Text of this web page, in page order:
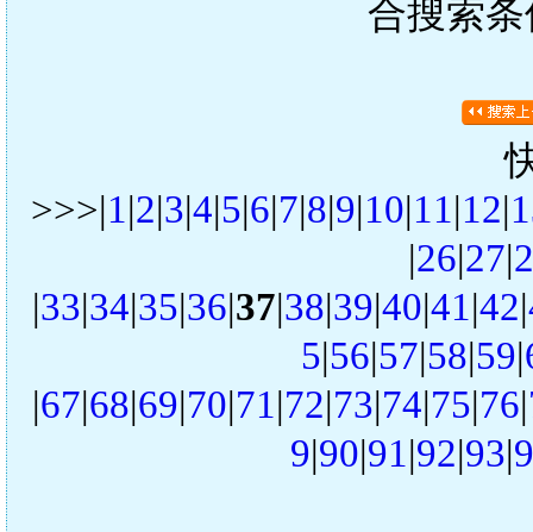
合搜索
>>>|1|2|3|4|5|6|7|8|9|10|11|12|
|26|27|
|33|34|35|36|37|38|39|40|41|42|
5|56|57|58|59|
|67|68|69|70|71|72|73|74|75|76|
9|90|91|92|93|